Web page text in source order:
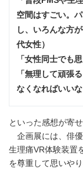
空間はすごい。
し、いろんな方
代女性）
「女性同士でも
「無理して頑張
なくなればいい
といった感想が寄
企画展には、俳
生理痛VR体験装置
を尊重して思いや